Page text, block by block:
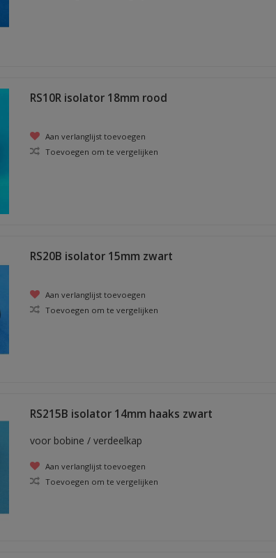
RS10R isolator 18mm rood
Aan verlanglijst toevoegen
Toevoegen om te vergelijken
RS20B isolator 15mm zwart
Aan verlanglijst toevoegen
Toevoegen om te vergelijken
RS215B isolator 14mm haaks zwart
voor bobine / verdeelkap
Aan verlanglijst toevoegen
Toevoegen om te vergelijken